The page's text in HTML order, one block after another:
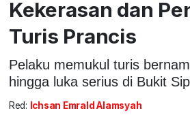
Kekerasan dan
Turis Prancis
Pelaku memukul turis
hingga luka serius di Bukit
Red: Ichsan Emrald Alamsyah